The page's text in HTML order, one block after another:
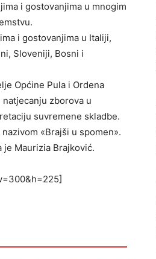
i gostovanjima u mnogim
i gostovanjima u Italiji,
Sloveniji, Bosni i
Općine Pula i Ordena
zborova u
suvremene skladbe.
«Brajši u spomen».
je Maurizia Brajković.